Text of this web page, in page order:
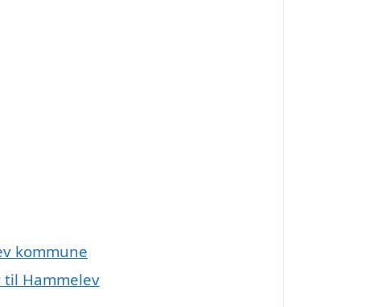
kommune
Hammelev